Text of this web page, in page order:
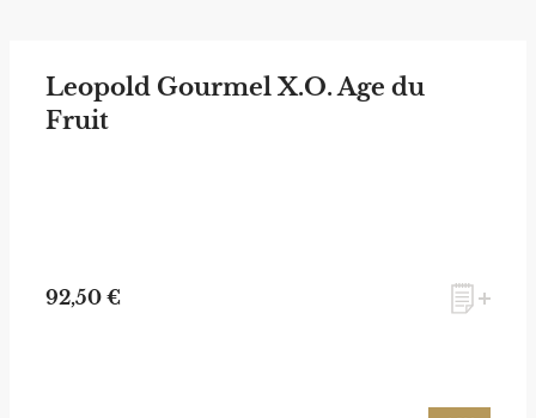
Leopold Gourmel X.O. Age du
Fruit
92,50 €
Möchten Sie ein für Newsletter-Abonnenten exklusives